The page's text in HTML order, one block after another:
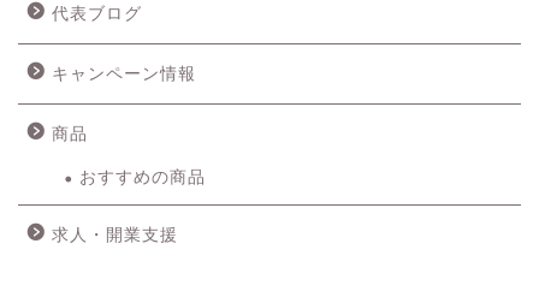
代表ブログ
キャンペーン情報
商品
おすすめの商品
求人・開業支援